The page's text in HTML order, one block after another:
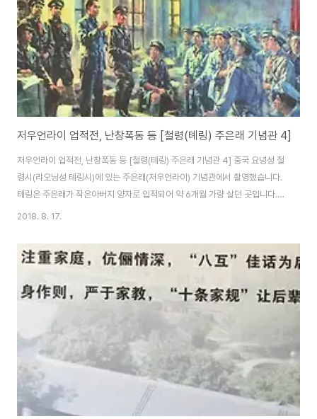
저우언라이 업적전, 난창폭동 등 [철령(톄링) 주은래 기념관 4]
저우언라이 업적전, 난창폭동 등 [철령(톄링) 주은래 기념관 4] 중국 요녕성 철
령시(랴오닝성 톄링시)에 있는 주은래(저우언라이) 기념관에서 촬영했습니다.
톄링은 주은래가 작은아버지 양자로 입적되어 약 6개월 가량 살던 곳입니다.
[역사 위인 저우언라이 업적전] 이곳 은강서원(은풍서원)은 주은래 기념관으로
가로 국가와 공산당에 기여한 위인으로, 혁명가, 정치가, 군사, 외교에 능통했습
니다. 정치, 군사, 외교, 경제, 전쟁, 과학, 교육, 문화 다방면에 뛰어났고, 주은래
인되었습니다. 저우언라이는 19세기말, 내우외한에 시달리던 중국에서 태어났
2018. 8. 17.